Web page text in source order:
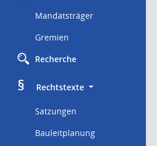
Mandatsträger
Gremien
Recherche
§
     Rechtstexte
Satzungen
Bauleitplanung